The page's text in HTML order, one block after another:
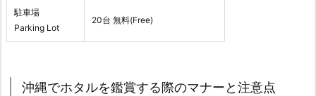
駐車場
Parking Lot
20台 無料(Free)
沖縄でホタルを鑑賞する際のマナーと注意点